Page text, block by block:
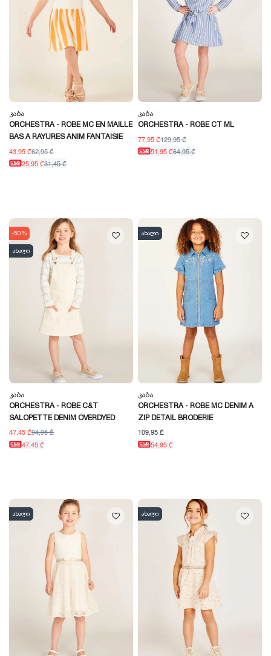
Კაბა
ORCHESTRA - ROBE MC EN MAILLE
BAS A RAYURES ANIM FANTAISIE
43,95 ₾62,95 ₾
25,95 ₾31,45 ₾
Კაბა
ORCHESTRA - ROBE CT ML
77,95 ₾129,95 ₾
51,95 ₾64,95 ₾
-50%
ახალი
Კაბა
ORCHESTRA - ROBE C&T
SALOPETTE DENIM OVERDYED
47,45 ₾94,95 ₾
47,45 ₾
ახალი
Კაბა
ORCHESTRA - ROBE MC DENIM A
ZIP DETAIL BRODERIE
109,95 ₾
54,95 ₾
ახალი ახალი